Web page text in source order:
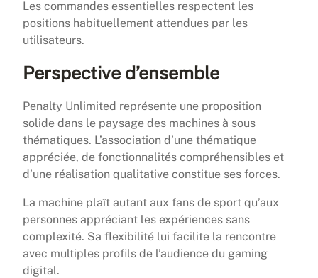
Les commandes essentielles respectent les
positions habituellement attendues par les
utilisateurs.
Perspective d’ensemble
Penalty Unlimited représente une proposition
solide dans le paysage des machines à sous
thématiques. L’association d’une thématique
appréciée, de fonctionnalités compréhensibles et
d’une réalisation qualitative constitue ses forces.
La machine plaît autant aux fans de sport qu’aux
personnes appréciant les expériences sans
complexité. Sa flexibilité lui facilite la rencontre
avec multiples profils de l’audience du gaming
digital.